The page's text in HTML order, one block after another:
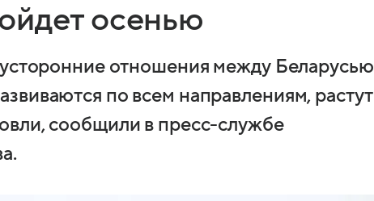
осенью
отношения между Беларусью
по всем направлениям, растут
сообщили в пресс-службе